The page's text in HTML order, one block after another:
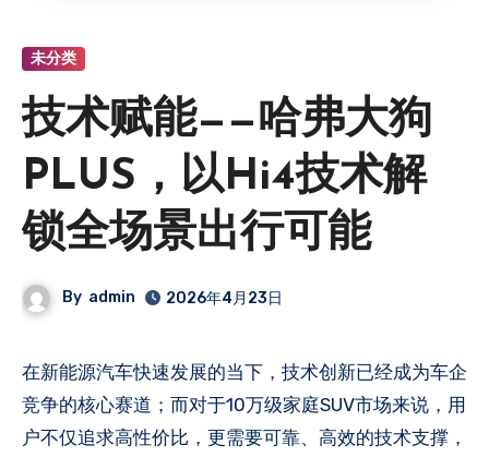
未分类
技术赋能——哈弗大狗
PLUS，以Hi4技术解
锁全场景出行可能
By admin 2026年4月23日
在新能源汽车快速发展的当下，技术创新已经成为车企
竞争的核心赛道；而对于10万级家庭SUV市场来说，用
户不仅追求高性价比，更需要可靠、高效的技术支撑，